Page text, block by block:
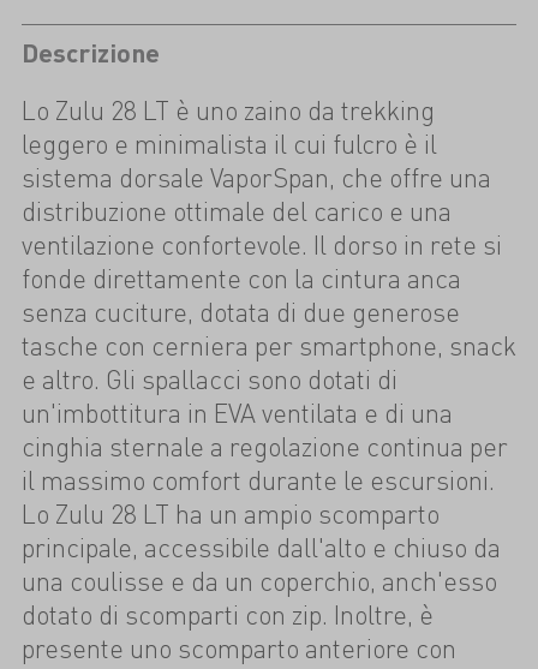
Descrizione
Lo Zulu 28 LT è uno zaino da trekking
leggero e minimalista il cui fulcro è il
sistema dorsale VaporSpan, che offre una
distribuzione ottimale del carico e una
ventilazione confortevole. Il dorso in rete si
fonde direttamente con la cintura anca
senza cuciture, dotata di due generose
tasche con cerniera per smartphone, snack
e altro. Gli spallacci sono dotati di
un'imbottitura in EVA ventilata e di una
cinghia sternale a regolazione continua per
il massimo comfort durante le escursioni.
Lo Zulu 28 LT ha un ampio scomparto
principale, accessibile dall'alto e chiuso da
una coulisse e da un coperchio, anch'esso
dotato di scomparti con zip. Inoltre, è
presente uno scomparto anteriore con